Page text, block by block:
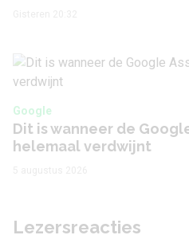
Google
Dit is wanneer de
helemaal verdwijnt
Lezersreacties